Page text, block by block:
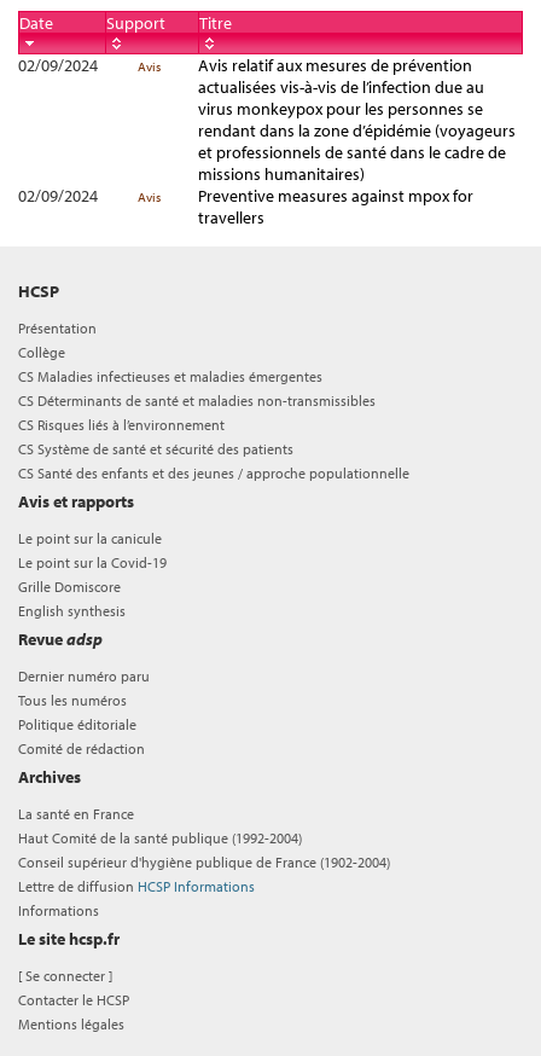
Date Support
Titre
02/09/2024
Avis
Avis relatif aux mesures de prévention
actualisées vis-à-vis de l’infection due au
virus monkeypox pour les personnes se
rendant dans la zone d’épidémie (voyageurs
et professionnels de santé dans le cadre de
missions humanitaires)
02/09/2024
Avis
Preventive measures against mpox for
travellers
HCSP
Présentation
Collège
CS Maladies infectieuses et maladies émergentes
CS Déterminants de santé et maladies non-transmissibles
CS Risques liés à l’environnement
CS Système de santé et sécurité des patients
CS Santé des enfants et des jeunes / approche populationnelle
Avis et rapports
Le point sur la canicule
Le point sur la Covid-19
Grille Domiscore
English synthesis
Revueadsp
Dernier numéro paru
Tous les numéros
Politique éditoriale
Comité de rédaction
Archives
La santé en France
Haut Comité de la santé publique (1992-2004)
Conseil supérieur d'hygiène publique de France (1902-2004)
Lettre de diffusion HCSP Informations
Informations
Le site hcsp.fr
[Se connecter ]
Contacter le HCSP
Mentions légales